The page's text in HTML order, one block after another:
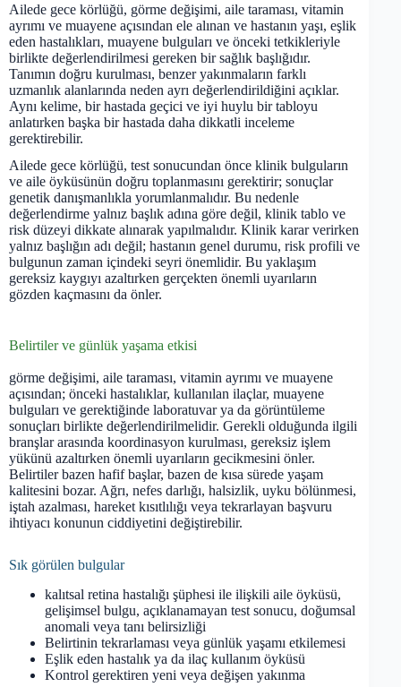
Ailede gece körlüğü, görme değişimi, aile taraması, vitamin
ayrımı ve muayene açısından ele alınan ve hastanın yaşı, eşlik
eden hastalıkları, muayene bulguları ve önceki tetkikleriyle
birlikte değerlendirilmesi gereken bir sağlık başlığıdır.
Tanımın doğru kurulması, benzer yakınmaların farklı
uzmanlık alanlarında neden ayrı değerlendirildiğini açıklar.
Aynı kelime, bir hastada geçici ve iyi huylu bir tabloyu
anlatırken başka bir hastada daha dikkatli inceleme
gerektirebilir.
Ailede gece körlüğü, test sonucundan önce klinik bulguların
ve aile öyküsünün doğru toplanmasını gerektirir; sonuçlar
genetik danışmanlıkla yorumlanmalıdır. Bu nedenle
değerlendirme yalnız başlık adına göre değil, klinik tablo ve
risk düzeyi dikkate alınarak yapılmalıdır. Klinik karar verirken
yalnız başlığın adı değil; hastanın genel durumu, risk profili ve
bulgunun zaman içindeki seyri önemlidir. Bu yaklaşım
gereksiz kaygıyı azaltırken gerçekten önemli uyarıların
gözden kaçmasını da önler.
Belirtiler ve günlük yaşama etkisi
görme değişimi, aile taraması, vitamin ayrımı ve muayene
açısından; önceki hastalıklar, kullanılan ilaçlar, muayene
bulguları ve gerektiğinde laboratuvar ya da görüntüleme
sonuçları birlikte değerlendirilmelidir. Gerekli olduğunda ilgili
branşlar arasında koordinasyon kurulması, gereksiz işlem
yükünü azaltırken önemli uyarıların gecikmesini önler.
Belirtiler bazen hafif başlar, bazen de kısa sürede yaşam
kalitesini bozar. Ağrı, nefes darlığı, halsizlik, uyku bölünmesi,
iştah azalması, hareket kısıtlılığı veya tekrarlayan başvuru
ihtiyacı konunun ciddiyetini değiştirebilir.
Sık görülen bulgular
kalıtsal retina hastalığı şüphesi ile ilişkili aile öyküsü,
gelişimsel bulgu, açıklanamayan test sonucu, doğumsal
anomali veya tanı belirsizliği
Belirtinin tekrarlaması veya günlük yaşamı etkilemesi
Eşlik eden hastalık ya da ilaç kullanım öyküsü
Kontrol gerektiren yeni veya değişen yakınma